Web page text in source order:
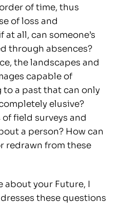
of time, thus
of loss and
all, can someone’s
through absences?
the landscapes and
capable of
a past that can only
elusive?
field surveys and
a person? How can
redrawn from these
about your Future, I
these questions